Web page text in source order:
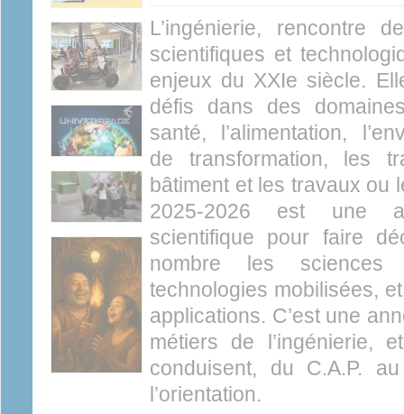
L’ingénierie, rencontre
scientifiques et
enjeux du XXIe siècle.
défis dans des
santé, l’alimentation,
de transformation, les
bâtiment et les travaux ou
2025-2026 est une
scientifique pour faire
nombre les sciences
technologies mobilisées,
applications. C’est une
métiers de l’ingénierie,
conduisent, du C.A.P.
l’orientation.